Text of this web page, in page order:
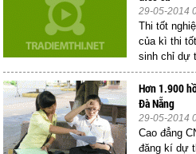
29-05-2014
Thi tốt
của kì thi
sinh chỉ dự
Hơn 1.900
Đà Nẵng
29-05-2014
Cao đẳng
đăng kí